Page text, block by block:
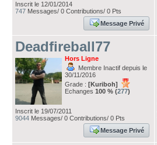
Inscrit le 12/01/2014
747 Messages/ 0 Contributions/ 0 Pts
Message Privé
Deadfireball77
Hors Ligne
Membre Inactif depuis le
30/11/2016
Grade : [Kuriboh]
Echanges 100 % (277)
Inscrit le 19/07/2011
9044 Messages/ 0 Contributions/ 0 Pts
Message Privé